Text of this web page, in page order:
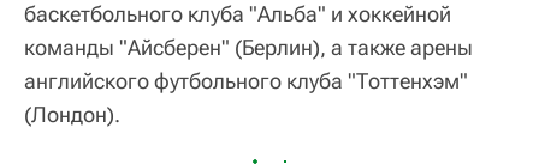
баскетбольного клуба "Альба" и хоккейной
команды "Айсберен" (Берлин), а также арены
английского футбольного клуба "Тоттенхэм"
(Лондон).